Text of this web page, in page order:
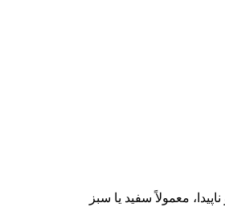
معمولاً سفید یا سبز